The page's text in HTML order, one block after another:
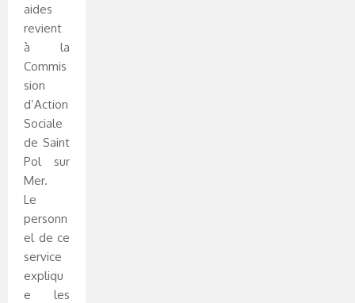
aides
revient
à la
Commis
sion
d’Action
Sociale
de Saint
Pol sur
Mer.
Le
personn
el de ce
service
expliqu
e les